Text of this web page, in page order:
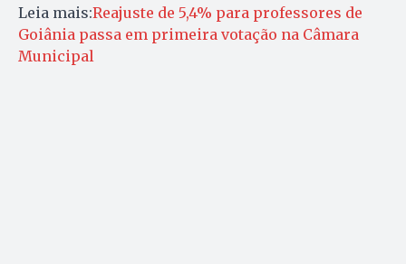
Leia mais:Reajuste de 5,4% para professores de
Goiânia passa em primeira votação na Câmara
Municipal